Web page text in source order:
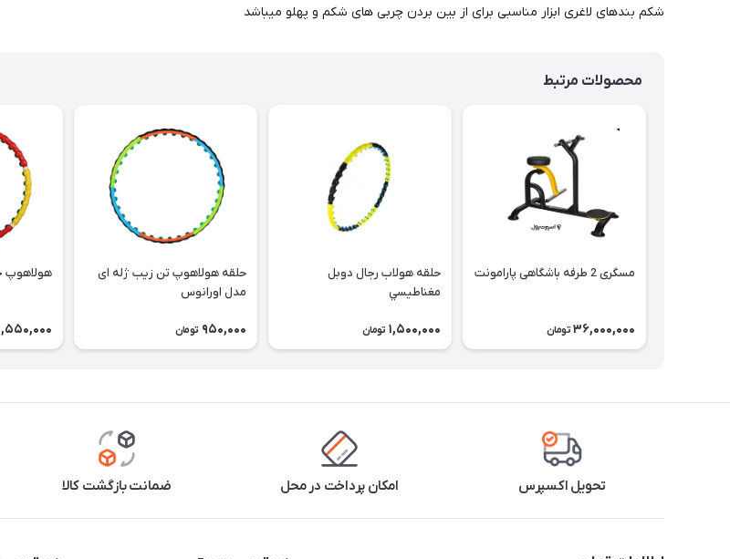
شکم بندهای لاغری ابزار مناسبی برای از بین بردن چربی های شکم و پهلو میباشد
محصولات مرتبط
مسگری 2 طرفه باشگاهی پارامونت
36,000,000 تومان
حلقه هولاب رجال دوبل
مغناطيسي
1,500,000 تومان
حلقه هولاهوپ تن زیب ژله ای
مدل اورانوس
950,000 تومان
هولاهوپ
تحویل اکسپرس امکان پرداخت در محل ضمانت بازگشت کالا